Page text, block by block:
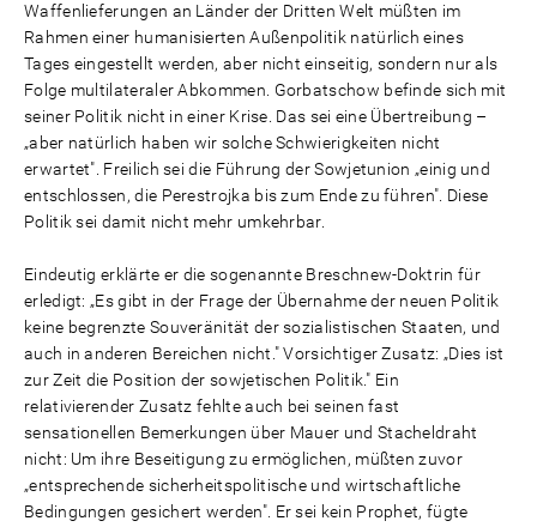
Waffenlieferungen an Länder der Dritten Welt müßten im
Rahmen einer humanisierten Außenpolitik natürlich eines
Tages eingestellt werden, aber nicht einseitig, sondern nur als
Folge multilateraler Abkommen. Gorbatschow befinde sich mit
seiner Politik nicht in einer Krise. Das sei eine Übertreibung –
„aber natürlich haben wir solche Schwierigkeiten nicht
erwartet". Freilich sei die Führung der Sowjetunion „einig und
entschlossen, die Perestrojka bis zum Ende zu führen". Diese
Politik sei damit nicht mehr umkehrbar.
Eindeutig erklärte er die sogenannte Breschnew-Doktrin für
erledigt: „Es gibt in der Frage der Übernahme der neuen Politik
keine begrenzte Souveränität der sozialistischen Staaten, und
auch in anderen Bereichen nicht." Vorsichtiger Zusatz: „Dies ist
zur Zeit die Position der sowjetischen Politik." Ein
relativierender Zusatz fehlte auch bei seinen fast
sensationellen Bemerkungen über Mauer und Stacheldraht
nicht: Um ihre Beseitigung zu ermöglichen, müßten zuvor
„entsprechende sicherheitspolitische und wirtschaftliche
Bedingungen gesichert werden". Er sei kein Prophet, fügte